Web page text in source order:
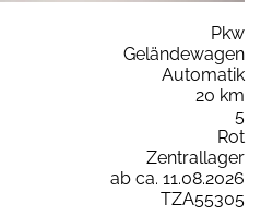
Pkw
Geländewagen
Automatik
20 km
5
Rot
Zentrallager
ab ca. 11.08.2026
TZA55305